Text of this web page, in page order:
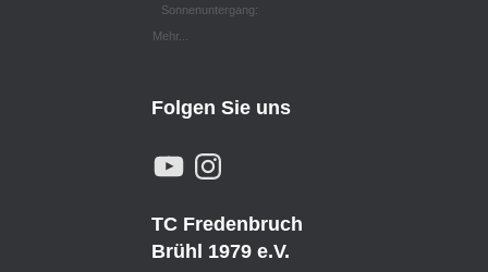
Sonnenuntergang:
Mehr...
Folgen Sie uns
Y
O
U
B
E
N
A
G
R
A
TC Fredenbruch
Brühl 1979 e.V.